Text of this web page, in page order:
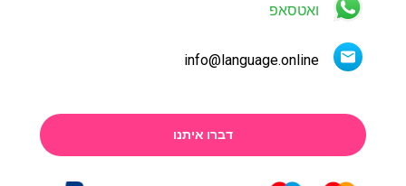
ואטסאפ
info@language.online
דברו איתנו